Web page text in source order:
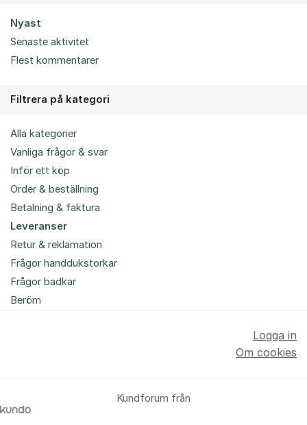
Nyast
Senaste aktivitet
Flest kommentarer
Filtrera på kategori
Alla kategorier
Vanliga frågor & svar
Inför ett köp
Order & beställning
Betalning & faktura
Leveranser
Retur & reklamation
Frågor handdukstorkar
Frågor badkar
Beröm
Kundforum från
Logga in
Om cookies